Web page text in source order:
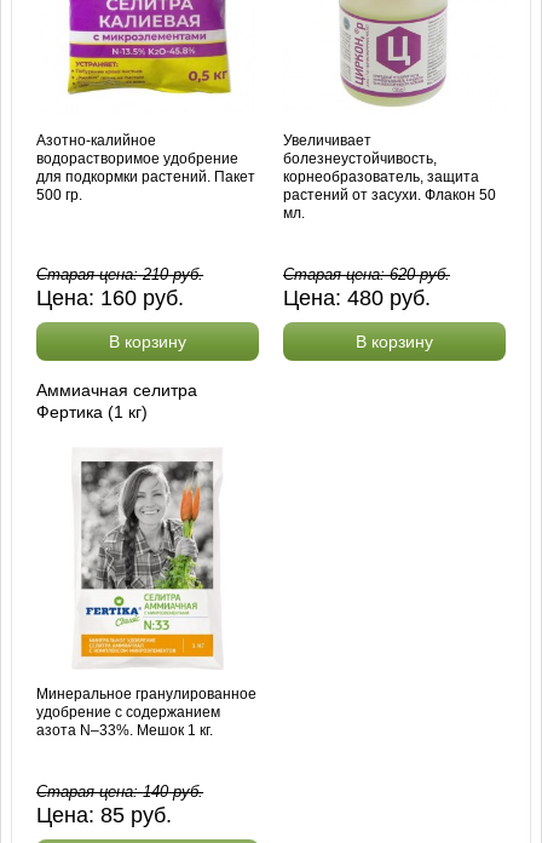
Азотно-калийное
водорастворимое удобрение
для подкормки растений. Пакет
500 гр.
Старая цена:210руб.
Цена: 160 руб.
В корзину
Увеличивает
болезнеустойчивость,
корнеобразователь, защита
растений от засухи. Флакон 50
мл.
Старая цена:620руб.
Цена: 480 руб.
В корзину
Аммиачная селитра
Фертика (1 кг)
Минеральное гранулированное
удобрение с содержанием
азота N–33%. Мешок 1 кг.
Старая цена:140руб.
Цена:85 руб.